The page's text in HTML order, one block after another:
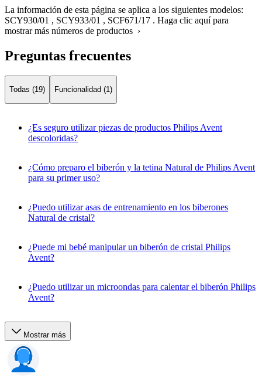
La información de esta página se aplica a los siguientes modelos:
SCY930/01 , SCY933/01 , SCF671/17 . Haga clic aquí para
mostrar más números de productos ›
Preguntas frecuentes
Todas (19) Funcionalidad (1)
¿Es seguro utilizar piezas de productos Philips Avent
descoloridas?
¿Cómo preparo el biberón y la tetina Natural de Philips Avent
para su primer uso?
¿Puedo utilizar asas de entrenamiento en los biberones
Natural de cristal?
¿Puede mi bebé manipular un biberón de cristal Philips
Avent?
¿Puedo utilizar un microondas para calentar el biberón Philips
Avent?
Mostrar más